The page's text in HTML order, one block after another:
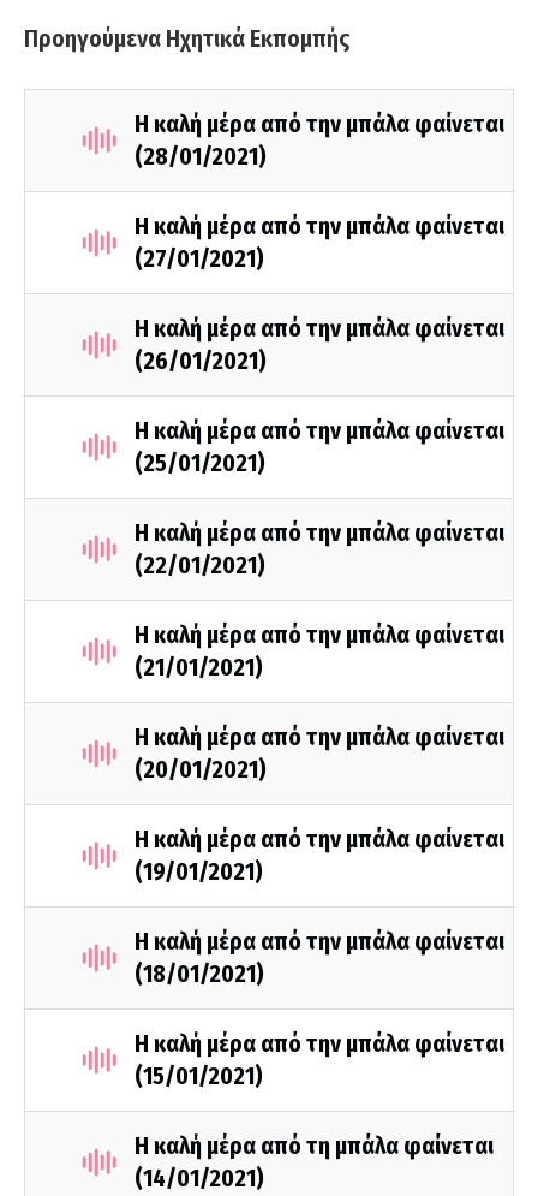
Προηγούμενα Ηχητικά Εκπομπής
Η καλή μέρα από την μπάλα φαίνεται
(28/01/2021)
Η καλή μέρα από την μπάλα φαίνεται
(27/01/2021)
Η καλή μέρα από την μπάλα φαίνεται
(26/01/2021)
Η καλή μέρα από την μπάλα φαίνεται
(25/01/2021)
Η καλή μέρα από την μπάλα φαίνεται
(22/01/2021)
Η καλή μέρα από την μπάλα φαίνεται
(21/01/2021)
Η καλή μέρα από την μπάλα φαίνεται
(20/01/2021)
Η καλή μέρα από την μπάλα φαίνεται
(19/01/2021)
Η καλή μέρα από την μπάλα φαίνεται
(18/01/2021)
Η καλή μέρα από την μπάλα φαίνεται
(15/01/2021)
Η καλή μέρα από τη μπάλα φαίνεται
(14/01/2021)